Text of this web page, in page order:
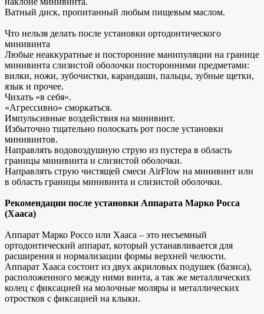
Ватный диск, пропитанный любым пищевым маслом.
Что нельзя делать после установки ортодонтического
минивинта
Любые неаккуратные и посторонние манипуляции на границе
минивинта слизистой оболочки посторонними предметами:
вилки, ножи, зубочистки, карандаши, пальцы, зубные щетки,
язык и прочее.
Чихать «в себя».
«Агрессивно» сморкаться.
Импульсивные воздействия на минивинт.
Избыточно тщательно полоскать рот после установки
минивинтов.
Направлять водовоздушную струю из пустера в область
границы минивинта и слизистой оболочки.
Направлять струю чистящей смеси AirFlow на минивинт или
в область границы минивинта и слизистой оболочки.
Рекомендации после установки Аппарата Марко Росса
(Хааса)
Аппарат Марко Россо или Хааса – это несъемный
ортодонтический аппарат, который устанавливается для
расширения и нормализации формы верхней челюсти.
Аппарат Хааса состоит из двух акриловых подушек (базиса),
расположенного между ними винта, а так же металлических
колец с фиксацией на молочные моляры и металлических
отростков с фиксацией на клыки.